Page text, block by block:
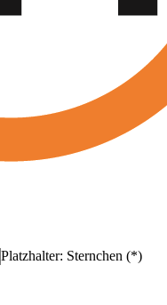
Platzhalter: Sternchen (*)